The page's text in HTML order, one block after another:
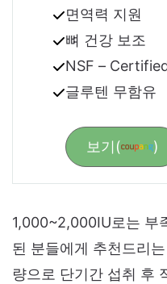
면역력 지원
뼈 건강 보조
NSF –
글루텐 무함유
보기( )
1,000~2,000IU로는 부
된 분들에게 추천드리
량으로 단기간 섭취 후